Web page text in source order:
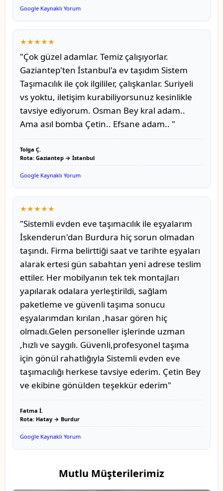
Google Kaynaklı Yorum
★★★★★
"Çok güzel adamlar. Temiz çalışıyorlar.
Gaziantep'ten İstanbul'a ev taşıdım Sistem
Taşımacılık ile çok ilgililer, çalışkanlar. Suriyeli
vs yoktu, iletişim kurabiliyorsunuz kesinlikle
tavsiye ediyorum. Osman Bey kral adam..
Ama asıl bomba Çetin.. Efsane adam.. "
Tolga Ç.
Rota: Gaziantep → İstanbul
Google Kaynaklı Yorum
★★★★★
"Sistemli evden eve taşımacılık ile eşyalarım
İskenderun'dan Burdura hiç sorun olmadan
taşındı. Firma belirttiği saat ve tarihte eşyaları
alarak ertesi gün sabahtan yeni adrese teslim
ettiler. Her mobilyanın tek tek montajları
yapılarak odalara yerleştirildi, sağlam
paketleme ve güvenli taşıma sonucu
eşyalarımdan kırılan ,hasar gören hiç
olmadı.Gelen personeller işlerinde uzman
,hızlı ve saygılı. Güvenli,profesyonel taşıma
için gönül rahatlığıyla Sistemli evden eve
taşımacılığı herkese tavsiye ederim. Çetin Bey
ve ekibine gönülden teşekkür ederim"
Fatma İ.
Rota: Hatay → Burdur
Google Kaynaklı Yorum
Mutlu Müşterilerimiz